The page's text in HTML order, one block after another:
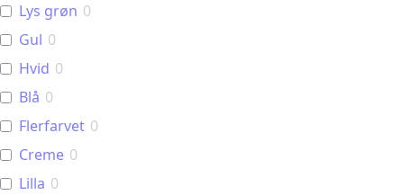
Lys grøn 0
Gul 0
Hvid 0
Blå 0
Flerfarvet 0
Creme 0
Lilla 0